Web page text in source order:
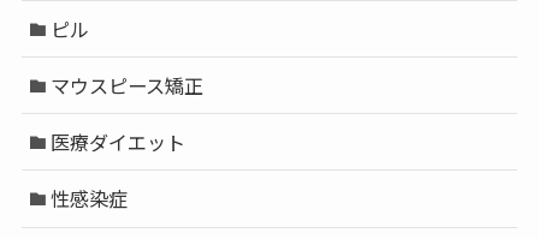
ピル
マウスピース矯正
医療ダイエット
性感染症